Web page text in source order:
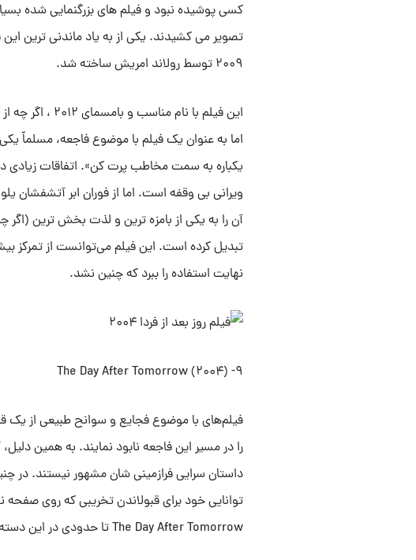
کسی پوشیده نبود و فیلم های بزرگنمایی شده
تصویر می کشیدند. یکی از به یاد ماندنی ترین
۲۰۰۹ توسط رولاند امریش ساخته شد.
این فیلم با
اما به عنوان یک فیلم با موضوع فاجعه، مسلماً
یکباره به سمت مخاطب پرت کن». اتفاقات زیادی
ویرانی بی وقفه است. اما از فوران ابر آتشفشان
تبدیل کرده است. این فیلم می‌توانست از تمرکز
نهایت استفاده را ببرد که چنین نشد.
۹- The Day After Tomorrow (۲۰۰۴)
فیلم‌های با موضوع فجایع و سوانح طبیعی از یک
را در مسیر این فاجعه نابود نمایند. به همین
داستان سرایی فرازمینی شان مشهور نیستند. در
توانایی خود برای قبولاندن تخریبی که روی
The Day After Tomorrow تا حدودی در این دسته قرار می گیرد.